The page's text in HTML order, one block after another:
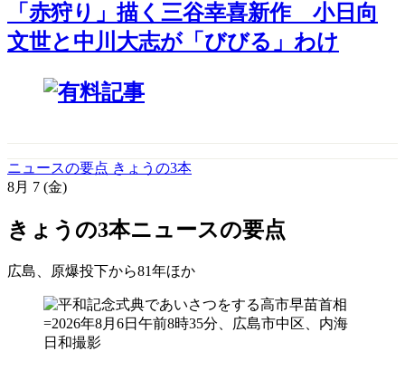
「赤狩り」描く三谷幸喜新作 小日向
文世と中川大志が「びびる」わけ
ニュースの要点 きょうの3本
8月 7 (金)
きょうの3本ニュースの要点
広島、原爆投下から81年ほか